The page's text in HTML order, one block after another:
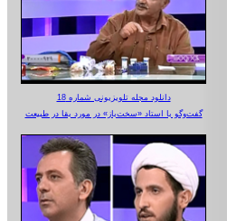
دانلود مجله تلویزیونی شماره 18
گفت‌وگو با استاد «سخت‌باز» در مورد بقا در طبیعت